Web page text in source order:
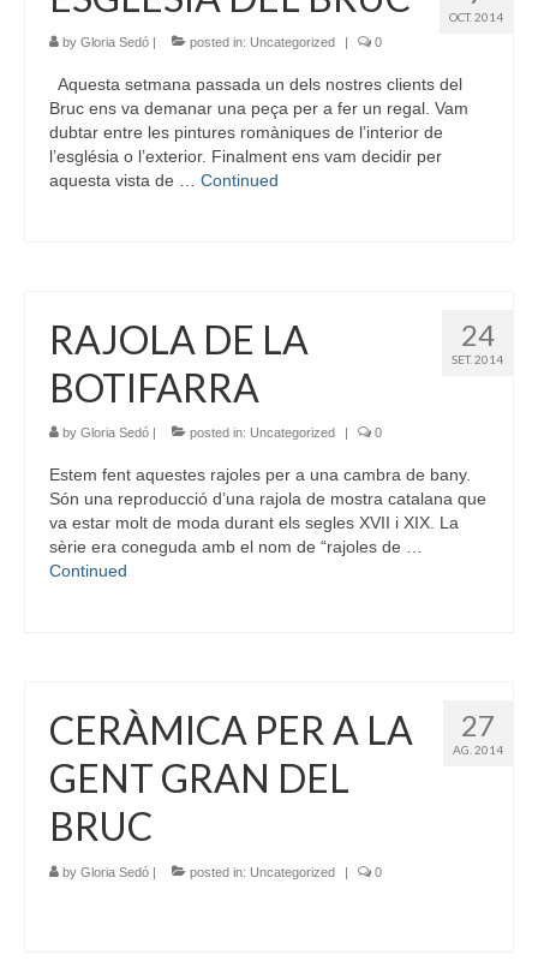
OCT. 2014
by Gloria Sedó | posted in: Uncategorized | 0
Aquesta setmana passada un dels nostres clients del
Bruc ens va demanar una peça per a fer un regal. Vam
dubtar entre les pintures romàniques de l’interior de
l’església o l’exterior. Finalment ens vam decidir per
aquesta vista de … Continued
24
SET. 2014
RAJOLA DE LA
BOTIFARRA
by Gloria Sedó posted in: Uncategorized 0
Estem fent aquestes rajoles per a una cambra de bany.
Són una reproducció d’una rajola de mostra catalana que
va estar molt de moda durant els segles XVII i XIX. La
sèrie era coneguda amb el nom de “rajoles de …
Continued
27
AG. 2014
CERÀMICA PER A LA
GENT GRAN DEL
BRUC
by Gloria Sedó | posted in: Uncategorized | 0